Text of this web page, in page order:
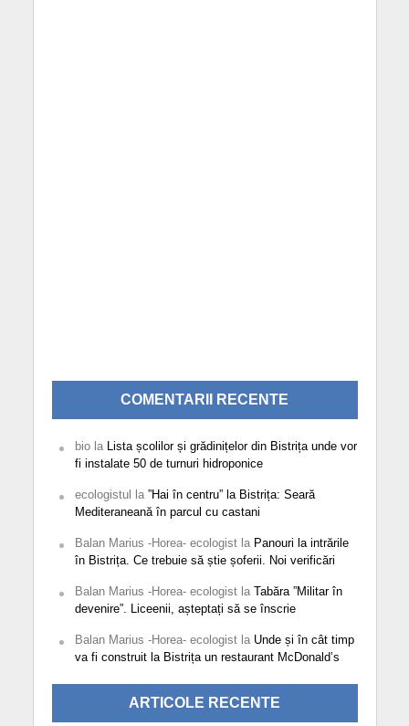
COMENTARII RECENTE
biola Lista școlilor și grădinițelor din Bistrița unde vor
fi instalate 50 de turnuri hidroponice
ecologistul la ”Hai în centru” la Bistrița: Seară
Mediteraneană în parcul cu castani
Balan Marius -Horea- ecologistla Panouri la intrările
în Bistrița. Ce trebuie să știe șoferii. Noi verificări
Balan Marius -Horea- ecologistla Tabăra ”Militar în
devenire”. Liceenii, așteptați să se înscrie
Balan Marius -Horea- ecologistla Unde și în cât timp
va fi construit la Bistrița un restaurant McDonald’s
ARTICOLE RECENTE